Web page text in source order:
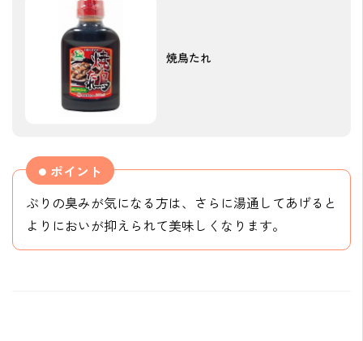
焼鳥たれ
ポイント
ぶりの臭みが気になる方は、さらに湯通してあげると
よりにおいが抑えられて美味しくなります。